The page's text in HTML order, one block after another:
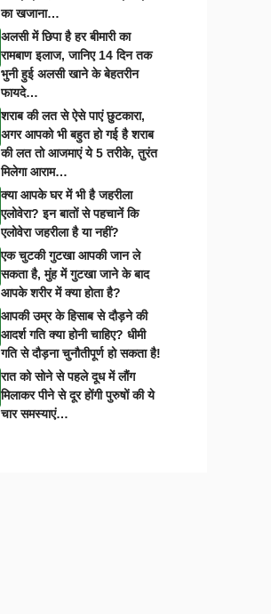
का खजाना…
अलसी में छिपा है हर बीमारी का
रामबाण इलाज, जानिए 14 दिन तक
भुनी हुई अलसी खाने के बेहतरीन
फायदे…
शराब की लत से ऐसे पाएं छुटकारा,
अगर आपको भी बहुत हो गई है शराब
की लत तो आजमाएं ये 5 तरीके, तुरंत
मिलेगा आराम…
क्या आपके घर में भी है जहरीला
एलोवेरा? इन बातों से पहचानें कि
एलोवेरा जहरीला है या नहीं?
एक चुटकी गुटखा आपकी जान ले
सकता है, मुंह में गुटखा जाने के बाद
आपके शरीर में क्या होता है?
आपकी उम्र के हिसाब से दौड़ने की
आदर्श गति क्या होनी चाहिए? धीमी
गति से दौड़ना चुनौतीपूर्ण हो सकता है!
रात को सोने से पहले दूध में लौंग
मिलाकर पीने से दूर होंगी पुरुषों की ये
चार समस्याएं…